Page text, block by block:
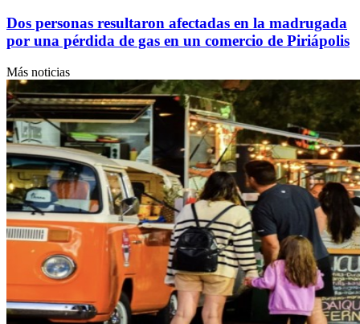
Dos personas resultaron afectadas en la madrugada
por una pérdida de gas en un comercio de Piriápolis
Más noticias